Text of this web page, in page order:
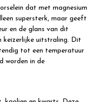
dat met magnesium
supersterk, maar geeft
en de glans van dit
keizerlijke uitstraling. Dit
tot een temperatuur
worden in de